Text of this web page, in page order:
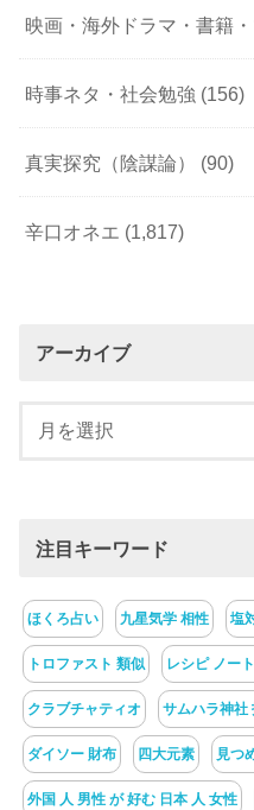
映画・海外ドラマ・書籍
時事ネタ・社会勉強 (156)
真実探究（陰謀論） (90)
辛口オネエ (1,817)
アーカイブ
注目キーワード
ほくろ占い 九星気学 相性 塩
トロファスト 類似 レシピ ノー
クラブチャティオ サムハラ神社
ダイソー 財布 四大元素 見つ
外国 人 男性 が 好む 日本 人 女性